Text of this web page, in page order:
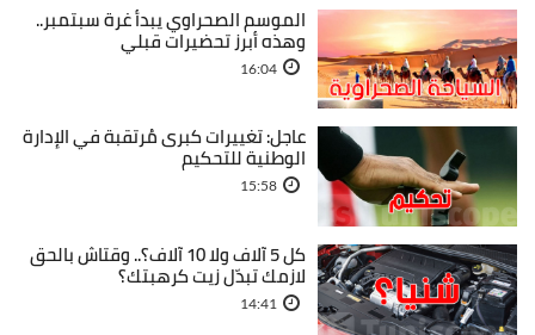
الموسم الصحراوي يبدأ غرة سبتمبر..
وهذه أبرز تحضيرات قبلي
16:04
عاجل: تغييرات كبرى مُرتقبة في الإدارة
الوطنية للتحكيم
15:58
كل 5 آلاف ولا 10 آلاف؟.. وقتاش بالحق
لازمك تبدّل زيت كرهبتك؟
14:41